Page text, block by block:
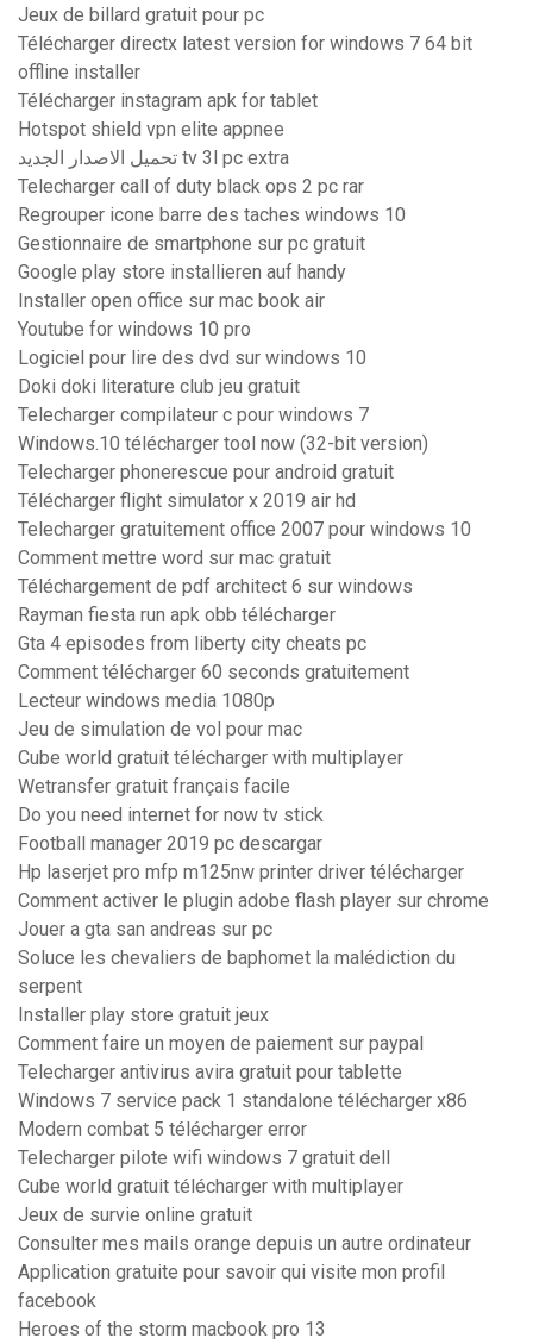
Jeux de billard gratuit pour pc
Télécharger directx latest version for windows 7 64 bit
offline installer
Télécharger instagram apk for tablet
Hotspot shield vpn elite appnee
تحميل الاصدار الجديد tv 3l pc extra
Telecharger call of duty black ops 2 pc rar
Regrouper icone barre des taches windows 10
Gestionnaire de smartphone sur pc gratuit
Google play store installieren auf handy
Installer open office sur mac book air
Youtube for windows 10 pro
Logiciel pour lire des dvd sur windows 10
Doki doki literature club jeu gratuit
Telecharger compilateur c pour windows 7
Windows.10 télécharger tool now (32-bit version)
Telecharger phonerescue pour android gratuit
Télécharger flight simulator x 2019 air hd
Telecharger gratuitement office 2007 pour windows 10
Comment mettre word sur mac gratuit
Téléchargement de pdf architect 6 sur windows
Rayman fiesta run apk obb télécharger
Gta 4 episodes from liberty city cheats pc
Comment télécharger 60 seconds gratuitement
Lecteur windows media 1080p
Jeu de simulation de vol pour mac
Cube world gratuit télécharger with multiplayer
Wetransfer gratuit français facile
Do you need internet for now tv stick
Football manager 2019 pc descargar
Hp laserjet pro mfp m125nw printer driver télécharger
Comment activer le plugin adobe flash player sur chrome
Jouer a gta san andreas sur pc
Soluce les chevaliers de baphomet la malédiction du
serpent
Installer play store gratuit jeux
Comment faire un moyen de paiement sur paypal
Telecharger antivirus avira gratuit pour tablette
Windows 7 service pack 1 standalone télécharger x86
Modern combat 5 télécharger error
Telecharger pilote wifi windows 7 gratuit dell
Cube world gratuit télécharger with multiplayer
Jeux de survie online gratuit
Consulter mes mails orange depuis un autre ordinateur
Application gratuite pour savoir qui visite mon profil
facebook
Heroes of the storm macbook pro 13